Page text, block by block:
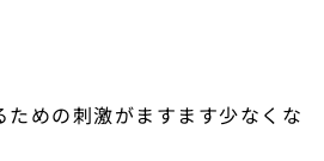
めの刺激がますます少なくな